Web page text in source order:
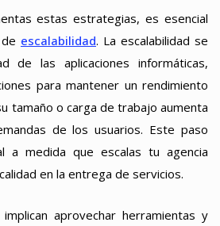
estas estrategias, es esencial
escalabilidad. La escalabilidad se
de las aplicaciones informáticas,
para mantener un rendimiento
tamaño o carga de trabajo aumenta
de los usuarios. Este paso
a medida que escalas tu agencia
en la entrega de servicios.
aprovechar herramientas y